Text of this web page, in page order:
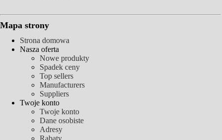
Mapa strony
Strona domowa
Nasza oferta
Nowe produkty
Spadek ceny
Top sellers
Manufacturers
Suppliers
Twoje konto
Twoje konto
Dane osobiste
Adresy
Rabaty